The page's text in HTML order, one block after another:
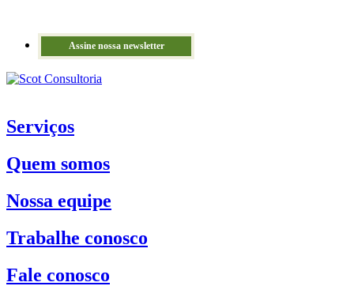
Assine nossa newsletter
Serviços
Quem somos
Nossa equipe
Trabalhe conosco
Fale conosco